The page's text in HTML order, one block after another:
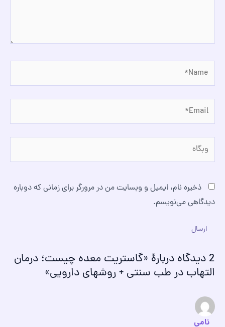
Email*
وبگاه
ذخیره نام، ایمیل و وبسایت من در مرورگر برای زمانی که دوباره
دیدگاهی می‌نویسم.
2 دیدگاه دربارهٔ «گاستریت معده چیست؛ درمان
التهاب در طب سنتی + روشهای دارویی»
نامی